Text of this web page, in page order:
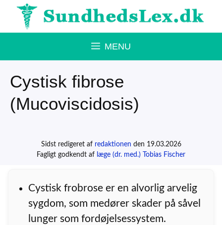
Hop
MENU
Cystisk fibrose
(Mucoviscidosis)
Sidst redigeret af redaktionen den 19.03.2026
Fagligt godkendt af læge (dr. med.) Tobias Fischer
Cystisk frobrose er en alvorlig arvelig
sygdom, som medører skader på såvel
lunger som fordøjelsessystem.